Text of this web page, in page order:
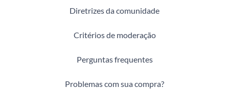
Diretrizes da comunidade
Critérios de moderação
Perguntas frequentes
Problemas com sua compra?